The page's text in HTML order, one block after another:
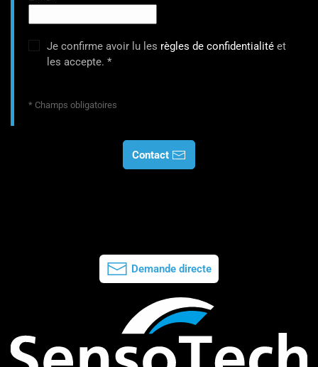
Je confirme avoir lu les règles de confidentialité et
les accepte. *
* Champs obligatoires
Contact
Demande directe